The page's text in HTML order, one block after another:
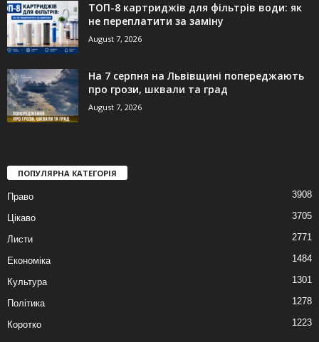
ТОП-8 картриджів для фільтрів води: як
не переплатити за заміну
August 7, 2026
На 7 серпня на Львівщині попереджають
про грози, шквали та град
August 7, 2026
ПОПУЛЯРНА КАТЕГОРІЯ
Право 3908
Цікаво 3705
Листи 2771
Економіка 1484
Культура 1301
Політика 1278
Коротко 1223